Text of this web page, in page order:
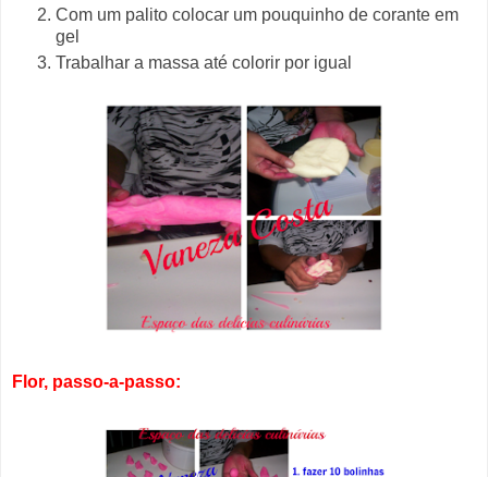
Com um palito colocar um pouquinho de corante em
gel
Trabalhar a massa até colorir por igual
Flor, passo-a-passo: